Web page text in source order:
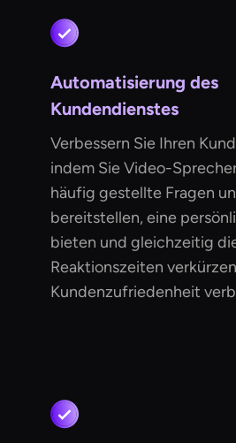
Automatisierung des
Kundendienstes
Verbessern Sie Ihren
indem Sie Video-
häufig gestellte Fragen
bereitstellen, eine
bieten und gleichzeitig
Reaktionszeiten
Kundenzufriedenheit